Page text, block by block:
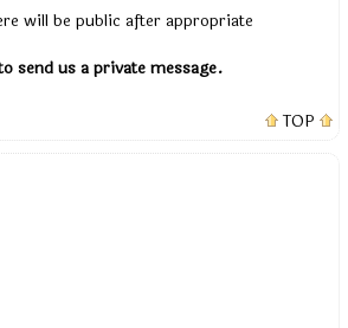
will be public after appropriate
send us a private message.
TOP